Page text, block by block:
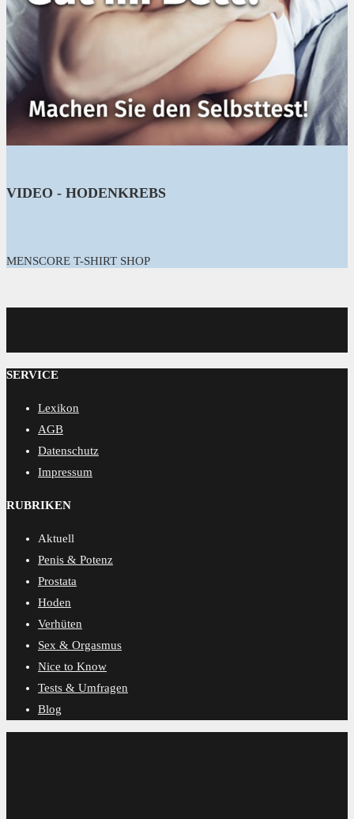
VIDEO - HODENKREBS
MENSCORE T-SHIRT SHOP
MENSCORE
SERVICE
Lexikon
AGB
Datenschutz
Impressum
RUBRIKEN
Aktuell
Penis & Potenz
Prostata
Hoden
Verhüten
Sex & Orgasmus
Nice to Know
Tests & Umfragen
Blog